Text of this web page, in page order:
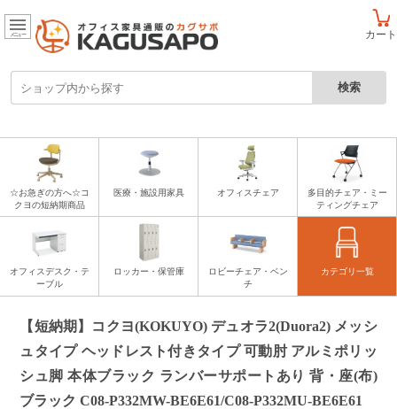
カート
メニュー
☆お急ぎの方へ☆コ
クヨの短納期商品
医療・施設用家具 オフィスチェア
多目的チェア・ミー
ティングチェア
オフィスデスク・テ
ーブル
ロッカー・保管庫
ロビーチェア・ベン
チ
カテゴリ一覧
【短納期】コクヨ(KOKUYO) デュオラ2(Duora2) メッシ
ュタイプ ヘッドレスト付きタイプ 可動肘 アルミポリッ
シュ脚 本体ブラック ランバーサポートあり 背・座(布)
ブラック C08-P332MW-BE6E61/C08-P332MU-BE6E61